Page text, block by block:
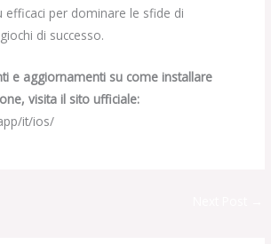
efficaci per dominare le sfide di
di successo.
e aggiornamenti su come installare
visita il sito ufficiale:
it/ios/